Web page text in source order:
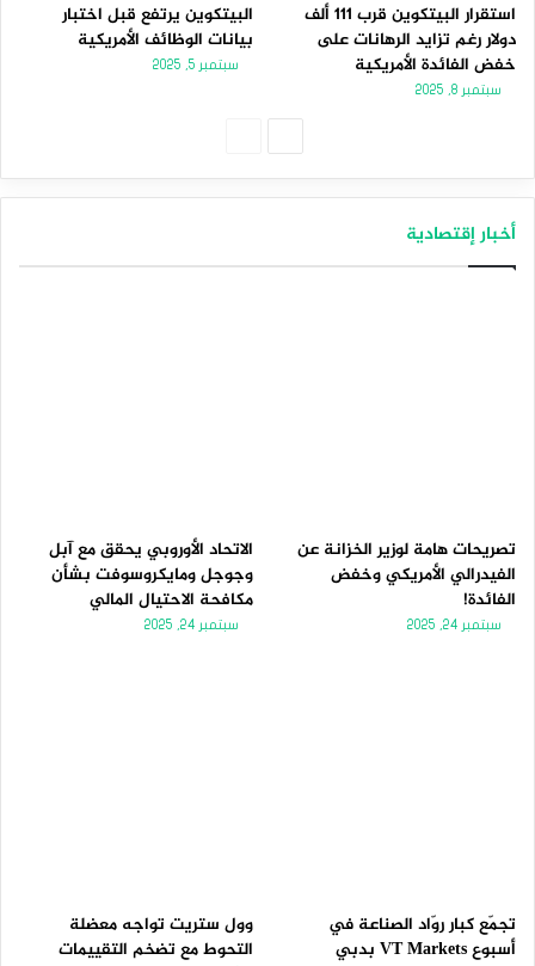
استقرار البيتكوين قرب 111 ألف
دولار رغم تزايد الرهانات على
خفض الفائدة الأمريكية
سبتمبر 8, 2025
البيتكوين يرتفع قبل اختبار
بيانات الوظائف الأمريكية
سبتمبر 5, 2025
أخبار إقتصادية
تصريحات هامة لوزير الخزانة عن
الفيدرالي الأمريكي وخفض
الفائدة!
سبتمبر 24, 2025
الاتحاد الأوروبي يحقق مع آبل
وجوجل ومايكروسوفت بشأن
مكافحة الاحتيال المالي
سبتمبر 24, 2025
تجمّع كبار روّاد الصناعة في
أسبوع VT Markets بدبي
وول ستريت تواجه معضلة
التحوط مع تضخم التقييمات